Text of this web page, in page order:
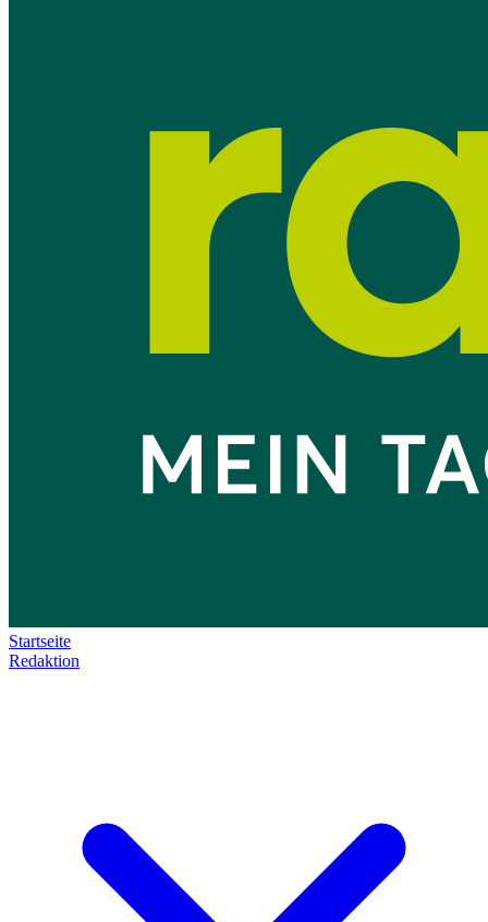
Startseite
Redaktion